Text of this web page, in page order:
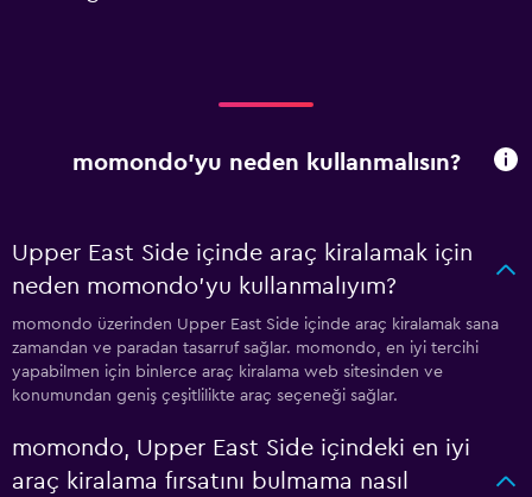
momondo'yu neden kullanmalısın?
Upper East Side içinde araç kiralamak için
neden momondo'yu kullanmalıyım?
momondo üzerinden Upper East Side içinde araç kiralamak sana
zamandan ve paradan tasarruf sağlar. momondo, en iyi tercihi
yapabilmen için binlerce araç kiralama web sitesinden ve
konumundan geniş çeşitlilikte araç seçeneği sağlar.
momondo, Upper East Side içindeki en iyi
araç kiralama fırsatını bulmama nasıl